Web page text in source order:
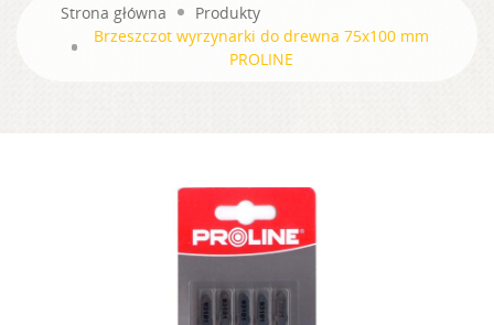
Strona główna
Produkty
Brzeszczot wyrzynarki do drewna 75x100 mm
PROLINE